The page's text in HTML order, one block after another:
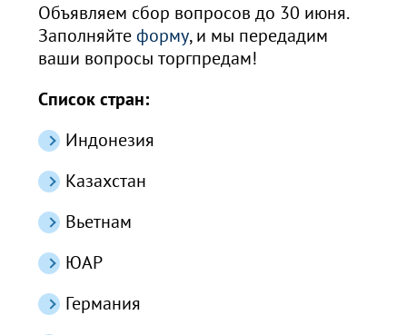
Объявляем сбор вопросов до 30 июня.
Заполняйте форму, и мы передадим
ваши вопросы торгпредам!
Список стран:
Индонезия
Казахстан
Вьетнам
ЮАР
Германия